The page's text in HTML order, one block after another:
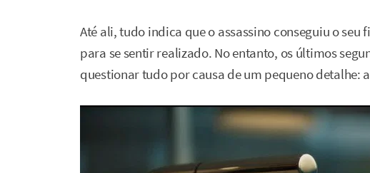
Até ali, tudo indica que o assassino conseguiu o
para se sentir realizado. No entanto, os últimos
questionar tudo por causa de um pequeno detalhe: a